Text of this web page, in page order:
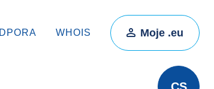
WHOIS Moje .eu